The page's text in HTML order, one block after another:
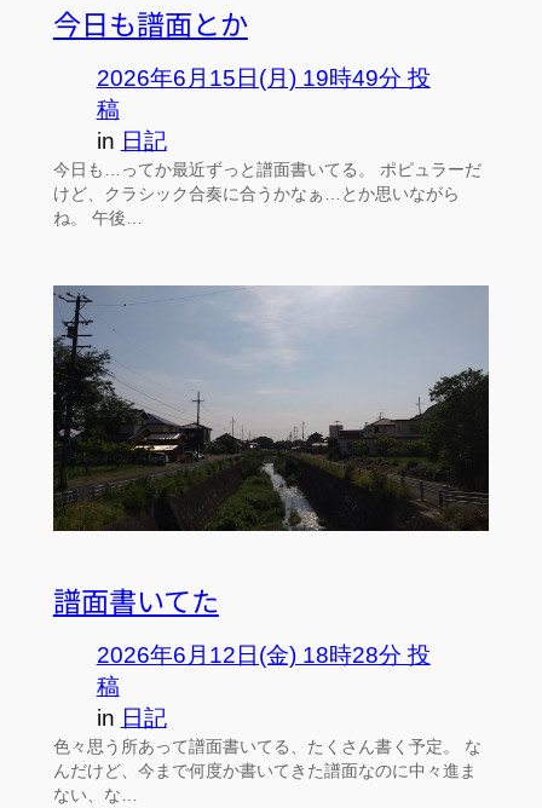
今日も譜面とか
2026年6月15日(月) 19時49分 投
稿
in 日記
今日も…ってか最近ずっと譜面書いてる。 ポピュラーだ
けど、クラシック合奏に合うかなぁ…とか思いながら
ね。 午後…
譜面書いてた
2026年6月12日(金) 18時28分 投
稿
in 日記
色々思う所あって譜面書いてる、たくさん書く予定。 な
んだけど、今まで何度か書いてきた譜面なのに中々進ま
ない、な…